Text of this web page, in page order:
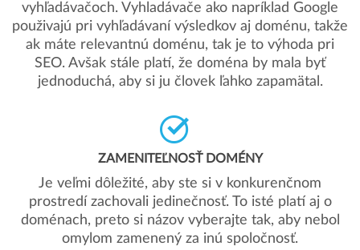
vyhľadávačoch. Vyhladávače ako napríklad Google
použivajú pri vyhľadávaní výsledkov aj doménu, takže
ak máte relevantnú doménu, tak je to výhoda pri
SEO. Avšak stále platí, že doména by mala byť
jednoduchá, aby si ju človek ľahko zapamätal.
ZAMENITEĽNOSŤ DOMÉNY
Je veľmi dôležité, aby ste si v konkurenčnom
prostredí zachovali jedinečnosť. To isté platí aj o
doménach, preto si názov vyberajte tak, aby nebol
omylom zamenený za inú spoločnosť.